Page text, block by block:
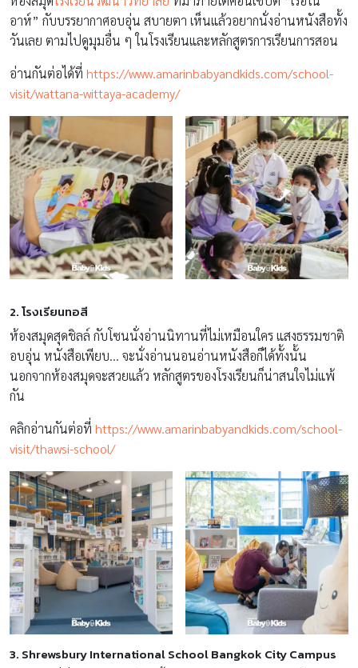
อาห์” กับบรรยากาศอบอุ่น สบายตา เห็นแล้วอยากนั่งอ่านหนังสือทั้ง
วันเลย ตามไปดูมุมอื่น ๆ ในโรงเรียนและหลักสูตรการเรียนการสอน
อ่านกันต่อได้ที่ https://www.amarinbabyandkids.com/school-
visit/wattana-wittaya-academy/
2. โรงเรียนทอสี
ห้องสมุดสุดชิลล์ กับโซนนั่งอ่านนิทานที่ไม่เหมือนใคร แสงธรรมชาติ
อบอุ่น หนังสือเพียบ… จะนั่งอ่านนอนอ่านหนังสือก็ได้ทั้งนั้น
นอกจากห้องสมุดจะสวยแล้ว หลักสูตรของโรงเรียนก็น่าสนใจไม่แพ้
กัน
คลิกอ่านกันต่อที่ https://www.amarinbabyandkids.com/school-
visit/thawsi-school/
3. Shrewsbury International School Bangkok City Campus